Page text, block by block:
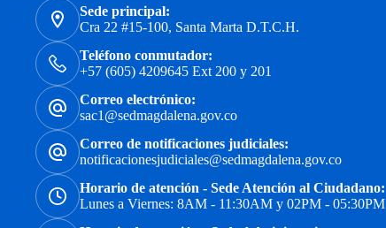
Sede principal:
Cra 22 #15-100, Santa Marta D.T.C.H.
Teléfono conmutador:
+57 (605) 4209645 Ext 200 y 201
Correo electrónico:
sac1@sedmagdalena.gov.co
Correo de notificaciones judiciales:
notificacionesjudiciales@sedmagdalena.gov.co
Horario de atención - Sede Atención al Ciudadano:
Lunes a Viernes: 8AM - 11:30AM y 02PM - 05:30PM